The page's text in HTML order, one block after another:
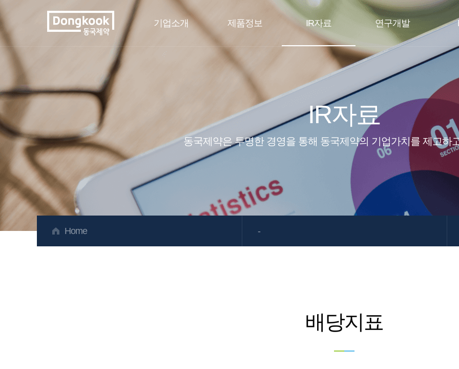
기업소개 제품정보 IR자료 연구개발
IR자료
동국제약은 투명한 경영을 통해 동국제약의 기업가치를 제고하
Home -
배당지표